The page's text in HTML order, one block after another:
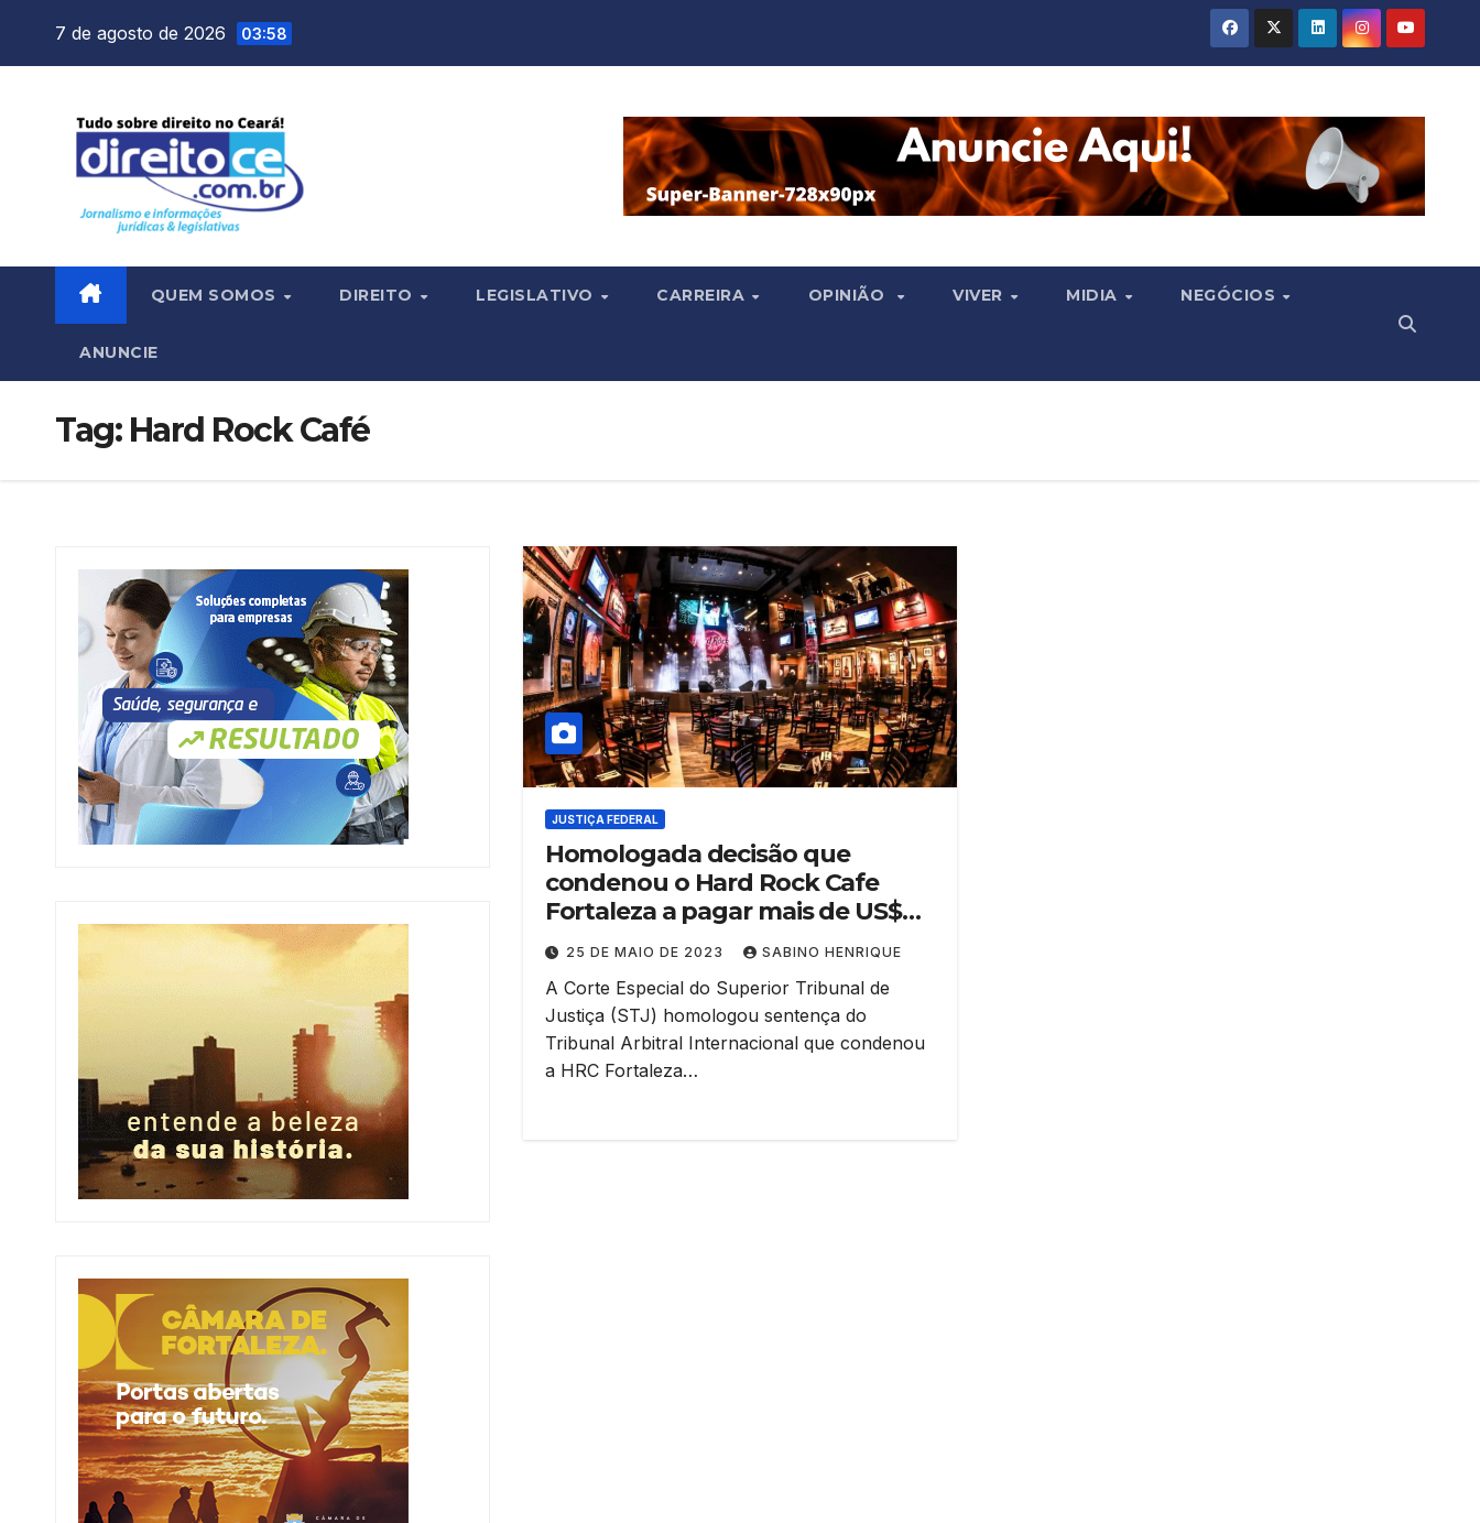
7 de agosto de 2026 03:58
QUEM SOMOS DIREITO LEGISLATIVO CARREIRA OPINIÃO VIVER MIDIA NEGÓCIOS
ANUNCIE
Tag: Hard Rock Café
JUSTIÇA FEDERAL
Homologada decisão que
condenou o Hard Rock Cafe
Fortaleza a pagar mais de US$
1,4 milhão por descumprimento
de contrato
25 DE MAIO DE 2023 SABINO HENRIQUE
A Corte Especial do Superior Tribunal de
Justiça (STJ) homologou sentença do
Tribunal Arbitral Internacional que condenou
a HRC Fortaleza…